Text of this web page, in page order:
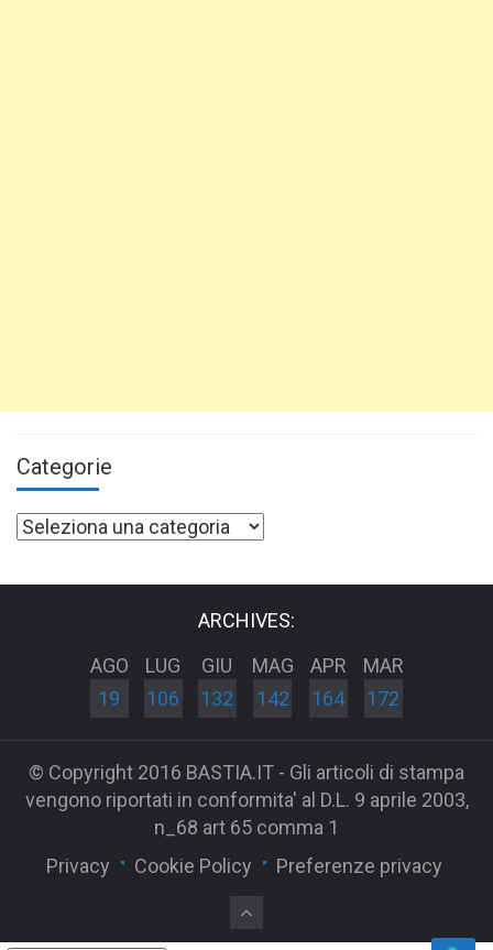
Categorie
Categorie
ARCHIVES:
AGO
19
LUG
106
GIU
132
MAG
142
APR
164
MAR
172
© Copyright 2016 BASTIA.IT - Gli articoli di stampa
vengono riportati in conformita' al D.L. 9 aprile 2003,
n_68 art 65 comma 1
Privacy
Cookie Policy Preferenze privacy